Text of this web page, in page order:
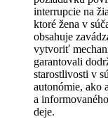
interrupcie na
ktoré žena v
obsahuje
vytvoriť
garantovali
starostlivosti v
autonómie, ako
a
deje.